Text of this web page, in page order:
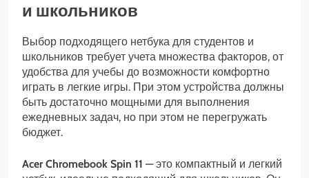
и школьников
Выбор подходящего нетбука для студентов и
школьников требует учета множества факторов, от
удобства для учебы до возможности комфортно
играть в легкие игры. При этом устройства должны
быть достаточно мощными для выполнения
ежедневных задач, но при этом не перегружать
бюджет.
Acer Chromebook Spin 11 — это компактный и легкий